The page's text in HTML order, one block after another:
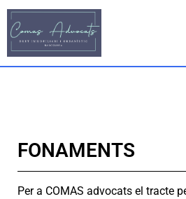
FONAMENTS
Per a COMAS advocats el tracte